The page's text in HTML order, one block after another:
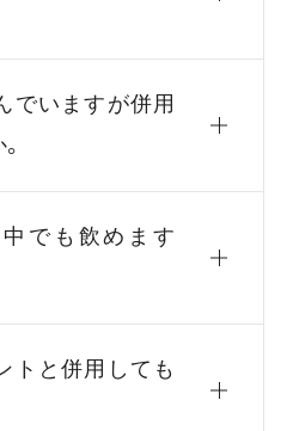
でいますが併用
でも飲めます
トと併用しても